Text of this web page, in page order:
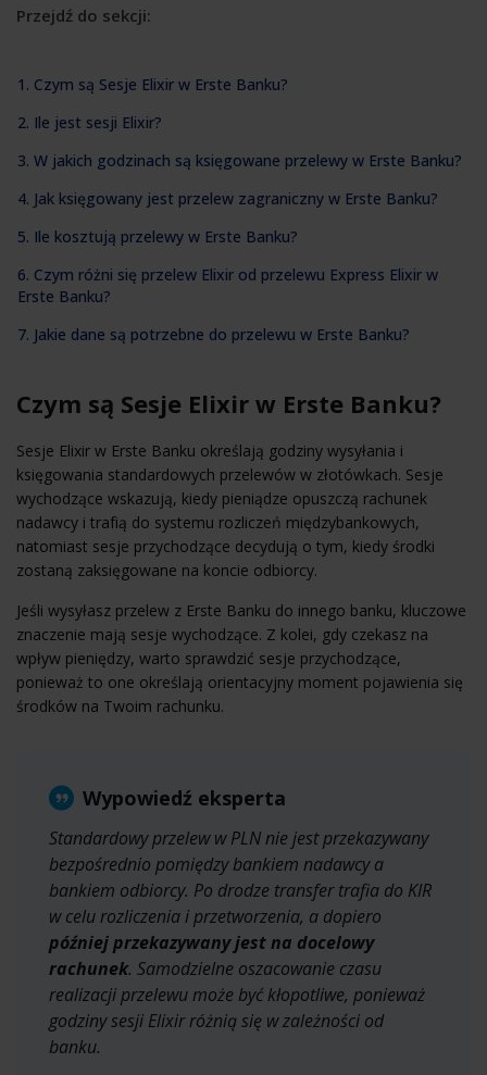
Przejdź do sekcji:
1. Czym są Sesje Elixir w Erste Banku?
2. Ile jest sesji Elixir?
3. W jakich godzinach są księgowane przelewy w Erste Banku?
4. Jak księgowany jest przelew zagraniczny w Erste Banku?
5. Ile kosztują przelewy w Erste Banku?
6. Czym różni się przelew Elixir od przelewu Express Elixir w
Erste Banku?
7. Jakie dane są potrzebne do przelewu w Erste Banku?
Czym są Sesje Elixir w Erste Banku?
Sesje Elixir w Erste Banku określają godziny wysyłania i
księgowania standardowych przelewów w złotówkach. Sesje
wychodzące wskazują, kiedy pieniądze opuszczą rachunek
nadawcy i trafią do systemu rozliczeń międzybankowych,
natomiast sesje przychodzące decydują o tym, kiedy środki
zostaną zaksięgowane na koncie odbiorcy.
Jeśli wysyłasz przelew z Erste Banku do innego banku, kluczowe
znaczenie mają sesje wychodzące. Z kolei, gdy czekasz na
wpływ pieniędzy, warto sprawdzić sesje przychodzące,
ponieważ to one określają orientacyjny moment pojawienia się
środków na Twoim rachunku.
Wypowiedź eksperta
Standardowy przelew w PLN nie jest przekazywany
bezpośrednio pomiędzy bankiem nadawcy a
bankiem odbiorcy. Po drodze transfer trafia do KIR
w celu rozliczenia i przetworzenia, a dopiero
później przekazywany jest na docelowy
rachunek. Samodzielne oszacowanie czasu
realizacji przelewu może być kłopotliwe, ponieważ
godziny sesji Elixir różnią się w zależności od
banku.